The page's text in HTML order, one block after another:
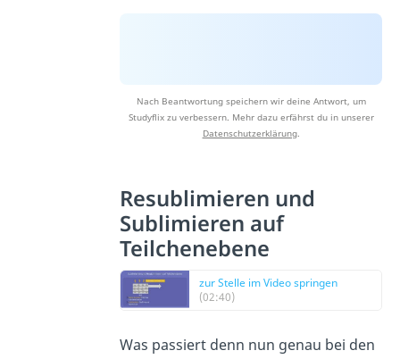
Nach Beantwortung speichern wir deine Antwort, um
Studyflix zu verbessern. Mehr dazu erfährst du in unserer
Datenschutzerklärung.
Resublimieren und
Sublimieren auf
Teilchenebene
zur Stelle im Video springen
(02:40)
Was passiert denn nun genau bei den